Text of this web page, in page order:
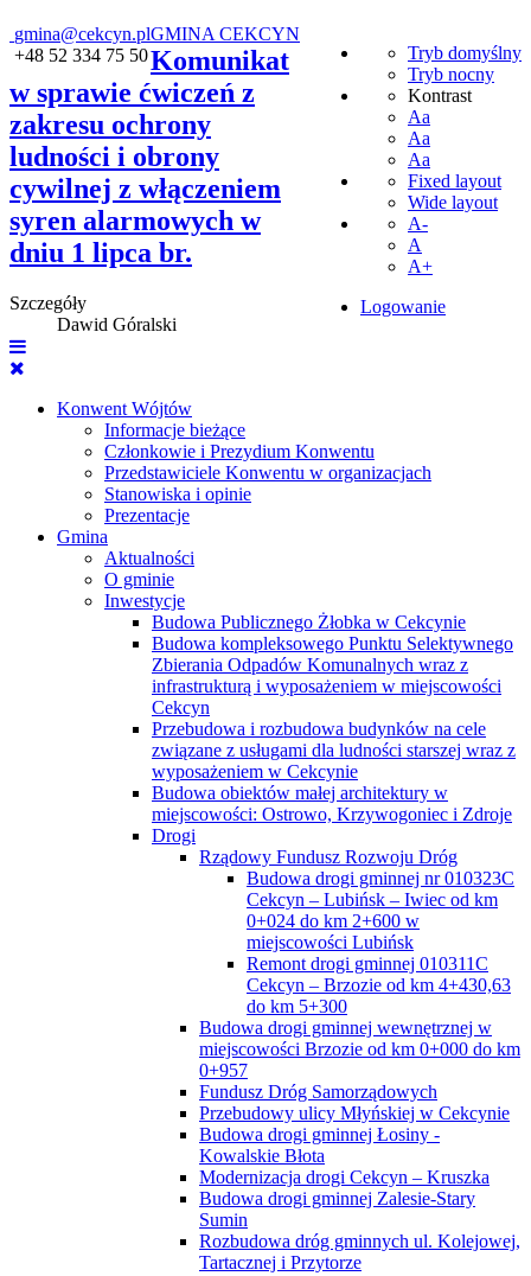
gmina@cekcyn.pl
+48 52 334 75 50
Tryb domyślny
Tryb nocny
Kontrast
Aa
Aa
Aa
Fixed layout
Wide layout
A-
A
A+
Logowanie
GMINA CEKCYN
Konwent Wójtów
Informacje bieżące
Członkowie i Prezydium Konwentu
Przedstawiciele Konwentu w organizacjach
Stanowiska i opinie
Prezentacje
Gmina
Aktualności
O gminie
Inwestycje
Budowa Publicznego Żłobka w Cekcynie
Budowa kompleksowego Punktu Selektywnego
Zbierania Odpadów Komunalnych wraz z
infrastrukturą i wyposażeniem w miejscowości
Cekcyn
Przebudowa i rozbudowa budynków na cele
związane z usługami dla ludności starszej wraz z
wyposażeniem w Cekcynie
Budowa obiektów małej architektury w
miejscowości: Ostrowo, Krzywogoniec i Zdroje
Drogi
Rządowy Fundusz Rozwoju Dróg
Budowa drogi gminnej nr 010323C
Cekcyn – Lubińsk – Iwiec od km
0+024 do km 2+600 w
miejscowości Lubińsk
Remont drogi gminnej 010311C
Cekcyn – Brzozie od km 4+430,63
do km 5+300
Budowa drogi gminnej wewnętrznej w
miejscowości Brzozie od km 0+000 do km
0+957
Fundusz Dróg Samorządowych
Przebudowy ulicy Młyńskiej w Cekcynie
Budowa drogi gminnej Łosiny -
Kowalskie Błota
Modernizacja drogi Cekcyn – Kruszka
Budowa drogi gminnej Zalesie-Stary
Sumin
Rozbudowa dróg gminnych ul. Kolejowej,
Tartacznej i Przytorze
Komunikat
w sprawie ćwiczeń z
zakresu ochrony
ludności i obrony
cywilnej z włączeniem
syren alarmowych w
dniu 1 lipca br.
Szczegóły
Dawid Góralski